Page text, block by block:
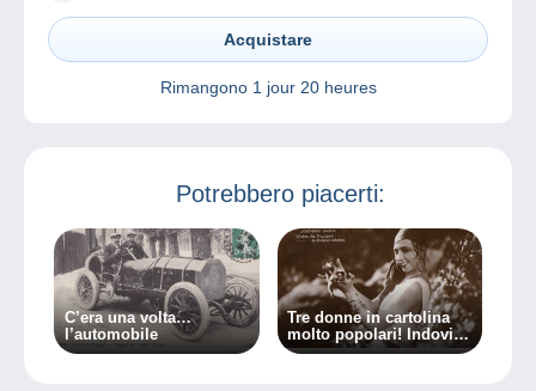
Acquistare
Rimangono 1 jour 20 heures
Potrebbero piacerti:
C’era una volta…
l’automobile
Tre donne in cartolina
molto popolari! Indovina
chi?